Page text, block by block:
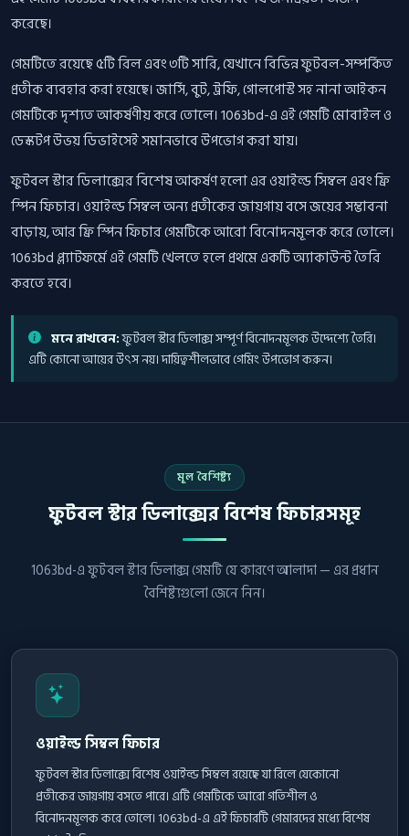
করেছে।
গেমটিতে রয়েছে ৫টি রিল এবং ৩টি সারি, যেখানে বিভিন্ন ফুটবল-সম্পর্কিত
প্রতীক ব্যবহার করা হয়েছে। জার্সি, বুট, ট্রফি, গোলপোস্ট সহ নানা আইকন
গেমটিকে দৃশ্যত আকর্ষণীয় করে তোলে। 1063bd-এ এই গেমটি মোবাইল ও
ডেস্কটপ উভয় ডিভাইসেই সমানভাবে উপভোগ করা যায়।
ফুটবল স্টার ডিলাক্সের বিশেষ আকর্ষণ হলো এর ওয়াইল্ড সিম্বল এবং ফ্রি
স্পিন ফিচার। ওয়াইল্ড সিম্বল অন্য প্রতীকের জায়গায় বসে জয়ের সম্ভাবনা
বাড়ায়, আর ফ্রি স্পিন ফিচার গেমটিকে আরো বিনোদনমূলক করে তোলে।
1063bd প্ল্যাটফর্মে এই গেমটি খেলতে হলে প্রথমে একটি অ্যাকাউন্ট তৈরি
করতে হবে।
মনে রাখবেন:ফুটবল স্টার ডিলাক্স সম্পূর্ণ বিনোদনমূলক উদ্দেশ্যে তৈরি।
এটি কোনো আয়ের উৎস নয়। দায়িত্বশীলভাবে গেমিং উপভোগ করুন।
মূল বৈশিষ্ট্য
ফুটবল স্টার ডিলাক্সের বিশেষ ফিচারসমূহ
1063bd-এ ফুটবল স্টার ডিলাক্স গেমটি যে কারণে আলাদা — এর প্রধান
বৈশিষ্ট্যগুলো জেনে নিন।
ওয়াইল্ড সিম্বল ফিচার
ফুটবল স্টার ডিলাক্সে বিশেষ ওয়াইল্ড সিম্বল রয়েছে যা রিলে যেকোনো
প্রতীকের জায়গায় বসতে পারে। এটি গেমটিকে আরো গতিশীল ও
বিনোদনমূলক করে তোলে। 1063bd-এ এই ফিচারটি গেমারদের মধ্যে বিশেষ